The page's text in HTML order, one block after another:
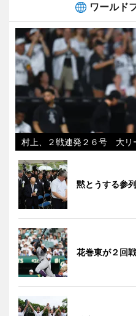
ワールド
村上、２戦連発２６号 大リ
黙とうする参
花巻東が２回